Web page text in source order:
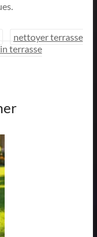
nettoyer terrasse
terrasse